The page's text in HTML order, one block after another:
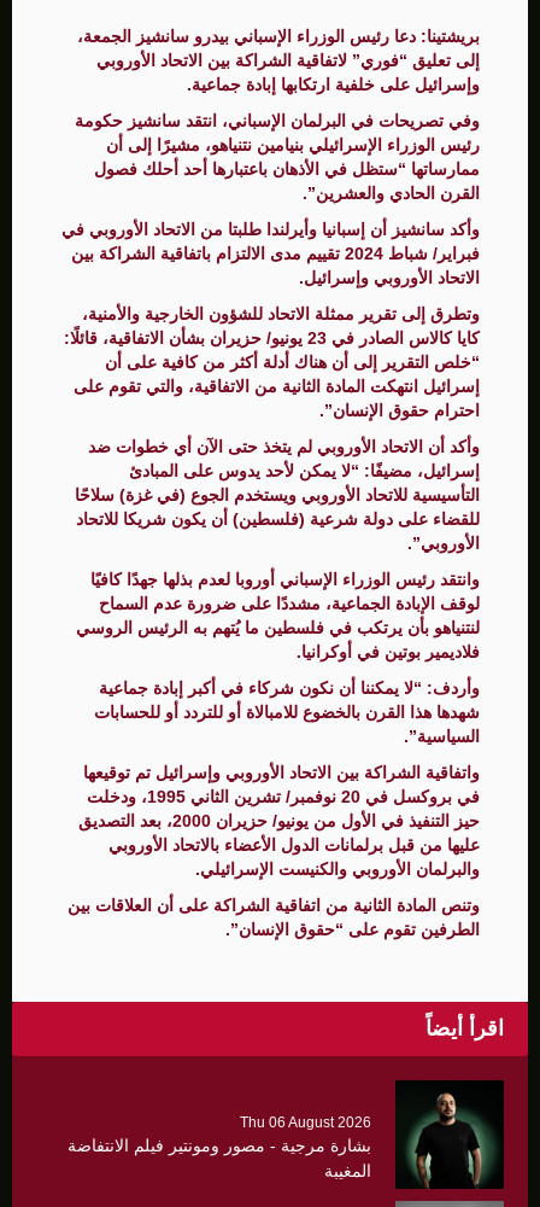
بريشتينا: دعا رئيس الوزراء الإسباني بيدرو سانشيز الجمعة،
إلى تعليق “فوري” لاتفاقية الشراكة بين الاتحاد الأوروبي
وإسرائيل على خلفية ارتكابها إبادة جماعية.
وفي تصريحات في البرلمان الإسباني، انتقد سانشيز حكومة
رئيس الوزراء الإسرائيلي بنيامين نتنياهو، مشيرًا إلى أن
ممارساتها “ستظل في الأذهان باعتبارها أحد أحلك فصول
القرن الحادي والعشرين”.
وأكد سانشيز أن إسبانيا وأيرلندا طلبتا من الاتحاد الأوروبي في
فبراير/ شباط 2024 تقييم مدى الالتزام باتفاقية الشراكة بين
الاتحاد الأوروبي وإسرائيل.
وتطرق إلى تقرير ممثلة الاتحاد للشؤون الخارجية والأمنية،
كايا كالاس الصادر في 23 يونيو/ حزيران بشأن الاتفاقية، قائلًا:
“خلص التقرير إلى أن هناك أدلة أكثر من كافية على أن
إسرائيل انتهكت المادة الثانية من الاتفاقية، والتي تقوم على
احترام حقوق الإنسان”.
وأكد أن الاتحاد الأوروبي لم يتخذ حتى الآن أي خطوات ضد
إسرائيل، مضيفًا: “لا يمكن لأحد يدوس على المبادئ
التأسيسية للاتحاد الأوروبي ويستخدم الجوع (في غزة) سلاحًا
للقضاء على دولة شرعية (فلسطين) أن يكون شريكا للاتحاد
الأوروبي”.
وانتقد رئيس الوزراء الإسباني أوروبا لعدم بذلها جهدًا كافيًا
لوقف الإبادة الجماعية، مشددًا على ضرورة عدم السماح
لنتنياهو بأن يرتكب في فلسطين ما يُتهم به الرئيس الروسي
فلاديمير بوتين في أوكرانيا.
وأردف: “لا يمكننا أن نكون شركاء في أكبر إبادة جماعية
شهدها هذا القرن بالخضوع للامبالاة أو للتردد أو للحسابات
السياسية”.
واتفاقية الشراكة بين الاتحاد الأوروبي وإسرائيل تم توقيعها
في بروكسل في 20 نوفمبر/ تشرين الثاني 1995، ودخلت
حيز التنفيذ في الأول من يونيو/ حزيران 2000، بعد التصديق
عليها من قبل برلمانات الدول الأعضاء بالاتحاد الأوروبي
والبرلمان الأوروبي والكنيست الإسرائيلي.
وتنص المادة الثانية من اتفاقية الشراكة على أن العلاقات بين
الطرفين تقوم على “حقوق الإنسان”.
اقرأ أيضاً
Thu 06 August 2026
بشارة مرجية - مصور ومونتير فيلم الانتفاضة
المغيبة